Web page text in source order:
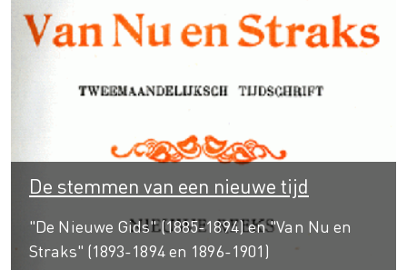
De stemmen van een nieuwe tijd
"De Nieuwe Gids" (1885-1894) en "Van Nu en
Straks" (1893-1894 en 1896-1901)